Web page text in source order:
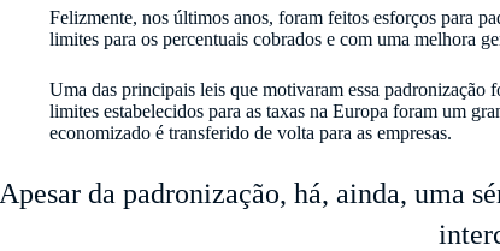
Felizmente, nos últimos anos, foram feitos esforços para
limites para os percentuais cobrados e com uma melhora
Uma das principais leis que motivaram essa padronização
limites estabelecidos para as taxas na Europa foram um
economizado é transferido de volta para as empresas.
Apesar da padronização, há, ainda, uma